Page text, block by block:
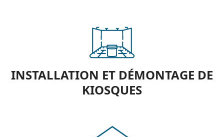
INSTALLATION ET DÉMONTAGE DE
KIOSQUES